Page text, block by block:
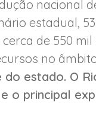
nacional
estadual,
de 550
no
do estado. O
o principal